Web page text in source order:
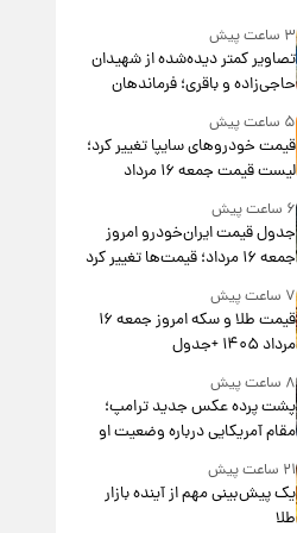
۳ ساعت پیش
تصاویر کمتر دیده‌شده از شهیدان
حاجی‌زاده و باقری؛ فرماندهان
شهید هوافضای ایران
۵ ساعت پیش
قیمت خودروهای سایپا تغییر کرد؛
لیست قیمت جمعه ۱۶ مرداد
منتشر شد
۶ ساعت پیش
جدول قیمت ایران‌خودرو امروز
جمعه ۱۶ مرداد؛ قیمت‌ها تغییر کرد
۷ ساعت پیش
قیمت طلا و سکه امروز جمعه ۱۶
مرداد ۱۴۰۵ +جدول
۸ ساعت پیش
پشت پرده عکس جدید ترامپ؛
مقام آمریکایی درباره وضعیت او
چه گفت؟
۲۱ ساعت پیش
یک پیش‌بینی مهم از آینده بازار
طلا